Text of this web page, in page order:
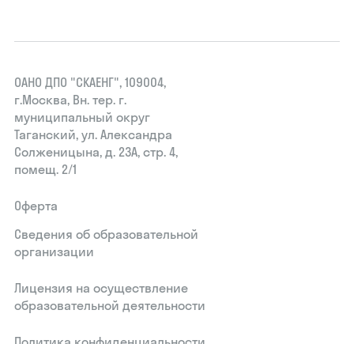
ОАНО ДПО "СКАЕНГ", 109004,
г.Москва, Вн. тер. г.
муниципальный округ
Таганский, ул. Александра
Солженицына, д. 23А, стр. 4,
помещ. 2/1
Оферта
Сведения об образовательной
организации
Лицензия на осуществление
образовательной деятельности